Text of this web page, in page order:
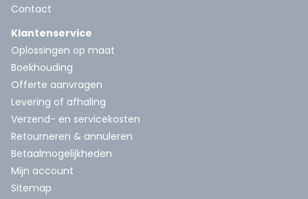
Contact
Klantenservice
Oplossingen op maat
Boekhouding
Offerte aanvragen
Levering of afhaling
Verzend- en servicekosten
Retourneren & annuleren
Betaalmogelijkheden
Mijn account
Sitemap